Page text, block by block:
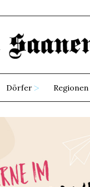
Dörfer Regionen